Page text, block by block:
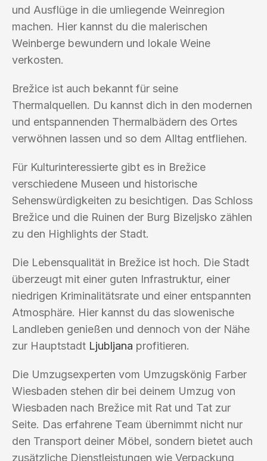
und Ausflüge in die umliegende Weinregion
machen. Hier kannst du die malerischen
Weinberge bewundern und lokale Weine
verkosten.
Brežice ist auch bekannt für seine
Thermalquellen. Du kannst dich in den modernen
und entspannenden Thermalbädern des Ortes
verwöhnen lassen und so dem Alltag entfliehen.
Für Kulturinteressierte gibt es in Brežice
verschiedene Museen und historische
Sehenswürdigkeiten zu besichtigen. Das Schloss
Brežice und die Ruinen der Burg Bizeljsko zählen
zu den Highlights der Stadt.
Die Lebensqualität in Brežice ist hoch. Die Stadt
überzeugt mit einer guten Infrastruktur, einer
niedrigen Kriminalitätsrate und einer entspannten
Atmosphäre. Hier kannst du das slowenische
Landleben genießen und dennoch von der Nähe
zur Hauptstadt Ljubljana profitieren.
Die Umzugsexperten vom Umzugskönig Farber
Wiesbaden stehen dir bei deinem Umzug von
Wiesbaden nach Brežice mit Rat und Tat zur
Seite. Das erfahrene Team übernimmt nicht nur
den Transport deiner Möbel, sondern bietet auch
zusätzliche Dienstleistungen wie Verpackung